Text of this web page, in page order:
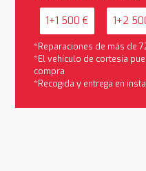
1+1 500 € 1+2
*Reparaciones de más de
*El vehículo de cortesía
compra
*Recogida y entrega en